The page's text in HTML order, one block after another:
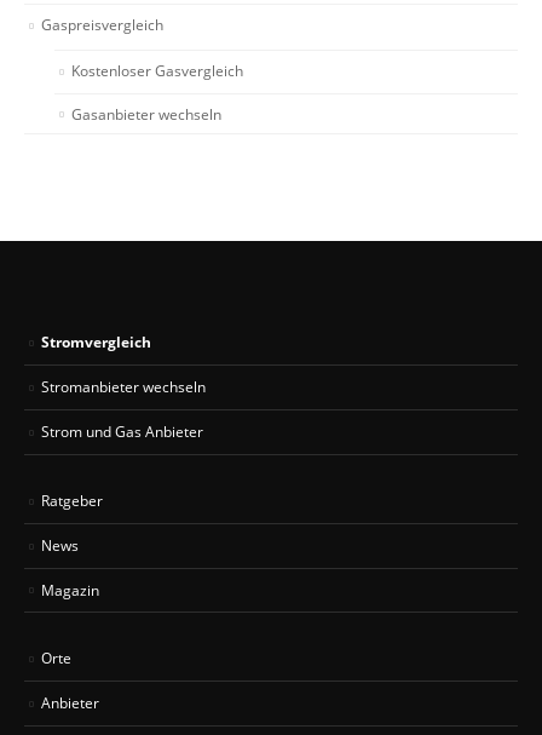
Gaspreisvergleich
Kostenloser Gasvergleich
Gasanbieter wechseln
Stromvergleich
Stromanbieter wechseln
Strom und Gas Anbieter
Ratgeber
News
Magazin
Orte
Anbieter